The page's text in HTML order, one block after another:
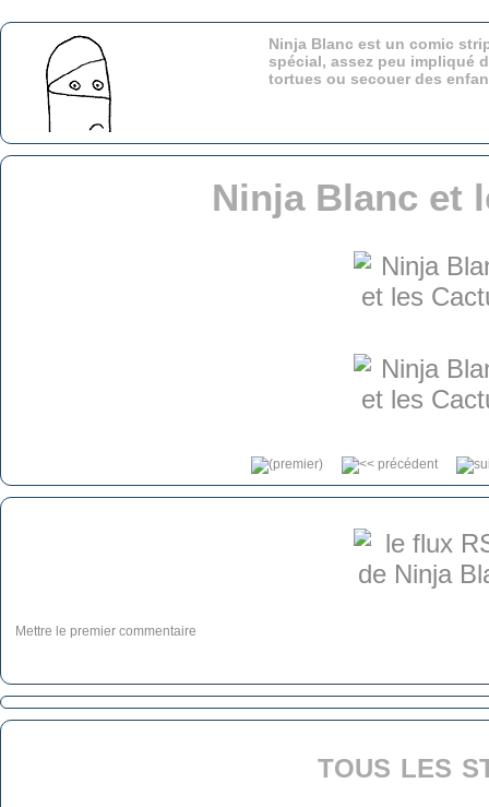
Ninja Blanc est un comic
spécial, assez peu impliqué
tortues ou secouer des
Ninja Blanc et
Mettre le premier commentaire
tous les